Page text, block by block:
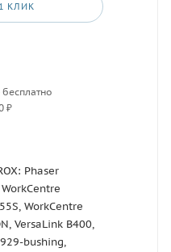
КЛИК
₽
Phaser
WorkCentre
VersaLink B400,
bushing,